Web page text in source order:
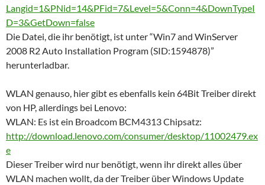
Langid=1&PNid=14&PFid=7&Level=5&Conn=4&DownTypeI
D=3&GetDown=false
Die Datei, die ihr benötigt, ist unter “Win7 and WinServer
2008 R2 Auto Installation Program (SID:1594878)”
herunterladbar.
WLAN genauso, hier gibt es ebenfalls kein 64Bit Treiber direkt
von HP, allerdings bei Lenovo:
WLAN: Es ist ein Broadcom BCM4313 Chipsatz:
http://download.lenovo.com/consumer/desktop/11002479.ex
e
Dieser Treiber wird nur benötigt, wenn ihr direkt alles über
WLAN machen wollt, da der Treiber über Windows Update